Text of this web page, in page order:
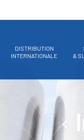
DISTRIBUTION
INTERNATIONALE
&